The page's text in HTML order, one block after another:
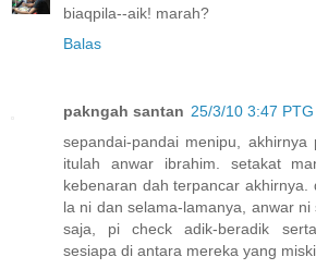
biaqpila--aik! marah?
Balas
pakngah santan 25/3/10 3:47 PTG
sepandai-pandai menipu, akhirnya
itulah anwar ibrahim. setakat
kebenaran dah terpancar
la ni dan selama-lamanya, anwar
saja, pi check adik-beradik
sesiapa di antara mereka yang